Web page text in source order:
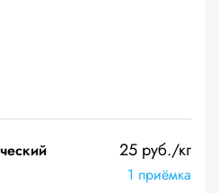
25 руб./кг
1 приёмка